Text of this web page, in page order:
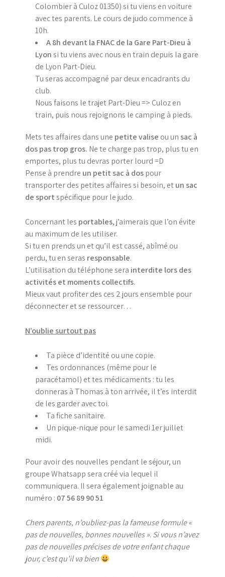
Colombier à Culoz 01350) si tu viens en voiture
avec tes parents. Le cours de judo commence à
10h.
A 8h devant la FNAC de la Gare Part-Dieu à
Lyonsi tu viens avec nous en train depuis la gare
de Lyon Part-Dieu.
Tu seras accompagné par deux encadrants du
club.
Nous faisons le trajet Part-Dieu => Culoz en
train, puis nous rejoignons le camping à pieds.
Mets tes affaires dans une petite valise ou un sac à
dos pas trop gros. Ne te charge pas trop, plus tu en
emportes, plus tu devras porter lourd =D
Pense à prendre un petit sac à dospour
transporter des petites affaires si besoin, etun sac
de sportspécifique pour le judo.
Concernant les portables, j’aimerais que l’on évite
au maximum de les utiliser.
Si tu en prends un et qu’il est cassé, abîmé ou
perdu, tu en seras responsable.
L’utilisation du téléphone sera interdite lors des
activités et moments collectifs.
Mieux vaut profiter des ces 2 jours ensemble pour
déconnecter et se ressourcer…
N’oublie surtout pas
Ta pièce d’identité ou une copie.
Tes ordonnances (même pour le
paracétamol) et tes médicaments : tu les
donneras à Thomas à ton arrivée, il t’es interdit
de les garder avec toi.
Ta fiche sanitaire.
Un pique-nique pour le samedi 1er juillet
midi.
Pour avoir des nouvelles pendant le séjour, un
groupe Whatsapp sera créé via lequel il
communiquera. Il sera également joignable au
numéro : 07 56 89 90 51
Chers parents, n’oubliez-pas la fameuse formule «
pas de nouvelles, bonnes nouvelles ». Si vous n’avez
pas de nouvelles précises de votre enfant chaque
jour, c’est qu’il va bien